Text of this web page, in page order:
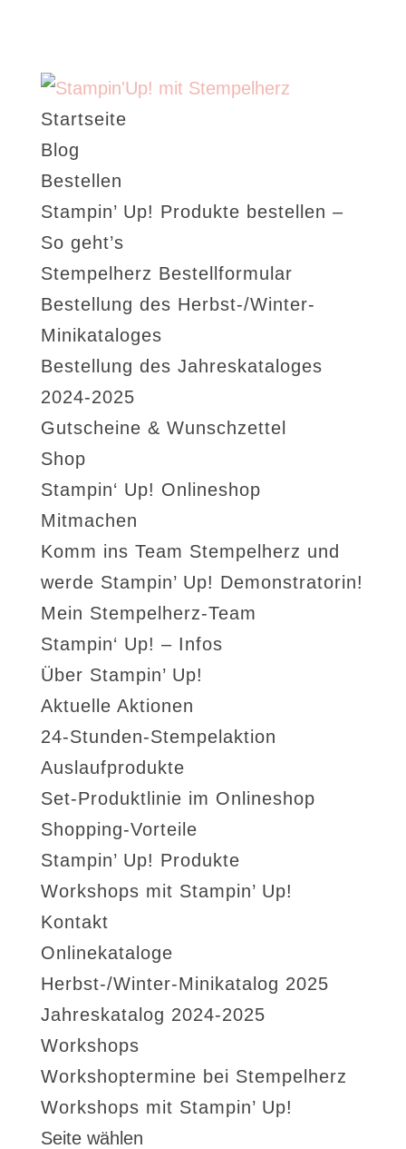
Startseite
Blog
Bestellen
Stampin’ Up! Produkte bestellen –
So geht’s
Stempelherz Bestellformular
Bestellung des Herbst-/Winter-
Minikataloges
Bestellung des Jahreskataloges
2024-2025
Gutscheine & Wunschzettel
Shop
Stampin‘ Up! Onlineshop
Mitmachen
Komm ins Team Stempelherz und
werde Stampin’ Up! Demonstratorin!
Mein Stempelherz-Team
Stampin‘ Up! – Infos
Über Stampin’ Up!
Aktuelle Aktionen
24-Stunden-Stempelaktion
Auslaufprodukte
Set-Produktlinie im Onlineshop
Shopping-Vorteile
Stampin’ Up! Produkte
Workshops mit Stampin’ Up!
Kontakt
Onlinekataloge
Herbst-/Winter-Minikatalog 2025
Jahreskatalog 2024-2025
Workshops
Workshoptermine bei Stempelherz
Workshops mit Stampin’ Up!
Seite wählen